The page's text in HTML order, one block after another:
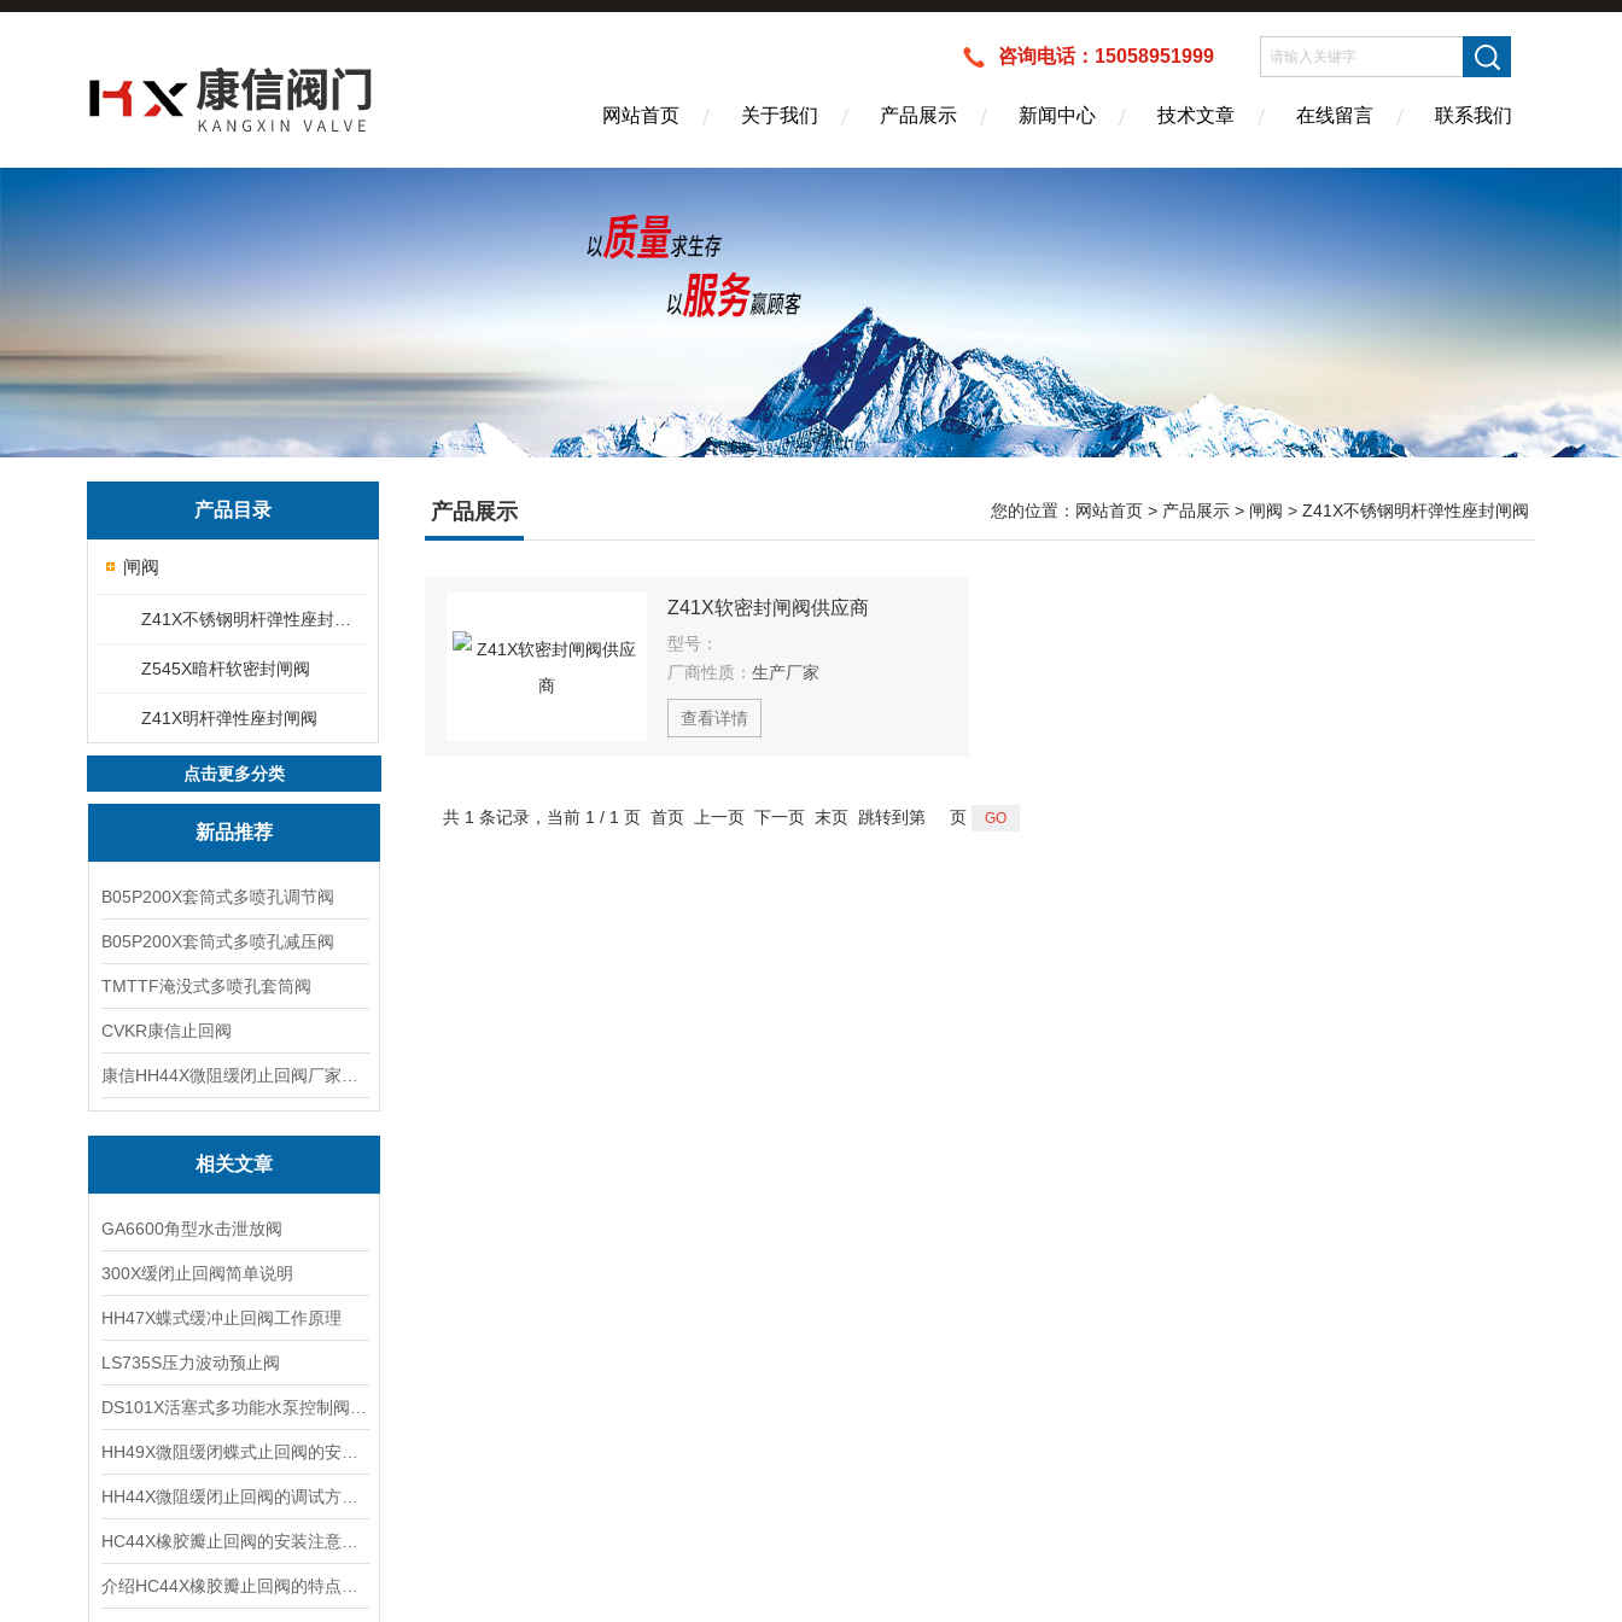
咨询电话：15058951999
网站首页 关于我们 产品展示 新闻中心 技术文章 在线留言 联系我们
产品目录
闸阀
Z545X暗杆软密封闸阀
Z41X明杆弹性座封闸阀
点击更多分类
新品推荐
B05P200X套筒式多喷孔调节阀
B05P200X套筒式多喷孔减压阀
TMTTF淹没式多喷孔套筒阀
CVKR康信止回阀
相关文章
GA6600角型水击泄放阀
300X缓闭止回阀简单说明
HH47X蝶式缓冲止回阀工作原理
LS735S压力波动预止阀
产品展示 您的位置： 网站首页 > 产品展示 > 闸阀 > Z41X不锈钢明杆弹性座封闸阀
Z41X软密封闸阀供应商
型号：
厂商性质： 生产厂家
查看详情
共 1 条记录，当前 1 / 1 页 首页 上一页 下一页 末页 跳转到第 页